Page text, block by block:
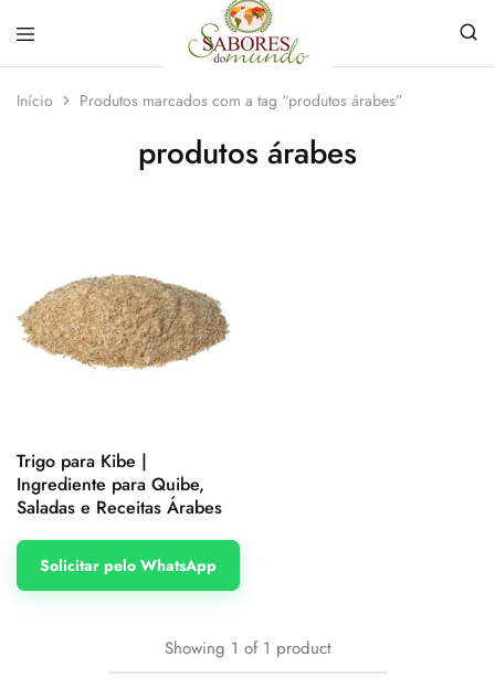
do
Mundo
loja
de
Especiarias
Início Produtos marcados com a tag “produtos árabes”
produtos árabes
Trigo para Kibe |
Ingrediente para Quibe,
Saladas e Receitas Árabes
Solicitar pelo WhatsApp
Showing 1 of 1 product